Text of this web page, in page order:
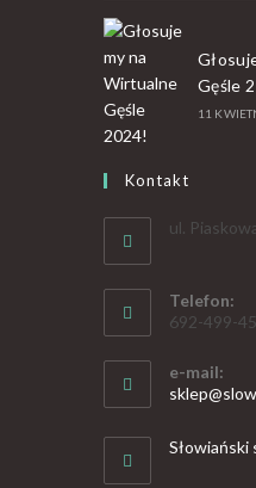
Gęśle
11
Kontakt
ul.
Telefon:
692-499-
e-mail:
Słowiański